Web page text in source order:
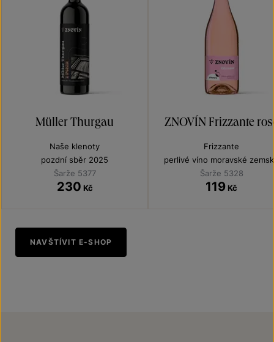
Müller Thurgau
Naše klenoty
pozdní sběr 2025
Šarže 5377
230 Kč
ZNOVÍN Frizzante
Frizzante
perlivé víno moravské
2025
Šarže 5328
119 Kč
NAVŠTÍVIT E-SHOP